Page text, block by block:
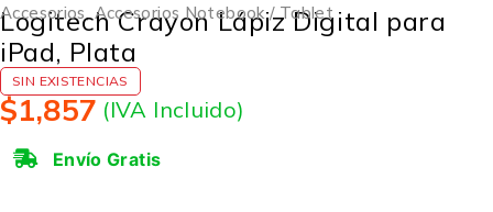
Accesorios,Accesorios Notebook / Tablet
Logitech Crayon Lápiz Digital para
iPad, Plata
SIN EXISTENCIAS
$1,857 (IVA Incluido)
Envío Gratis